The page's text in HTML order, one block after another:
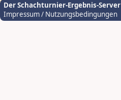
Der Schachturnier-Ergebnis-Server
Impressum / Nutzungsbedingungen